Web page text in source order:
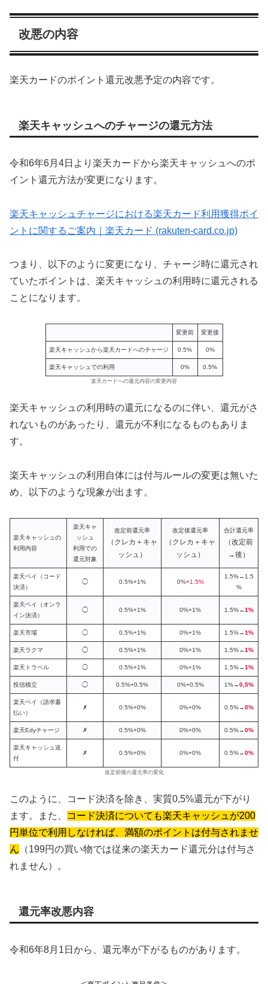
改悪の内容
楽天カードのポイント還元改悪予定の内容です。
楽天キャッシュへのチャージの還元方法
令和6年6月4日より楽天カードから楽天キャッシュへのポ
イント還元方法が変更になります。
楽天キャッシュチャージにおける楽天カード利用獲得ポイ
ントに関するご案内｜楽天カード (rakuten-card.co.jp)
つまり、以下のように変更になり、チャージ時に還元され
ていたポイントは、楽天キャッシュの利用時に還元される
ことになります。
変更前 変更後
楽天キャッシュから楽天カードへのチャージ 0.5% 0%
楽天キャッシュでの利用 0% 0.5%
楽天カードへの還元内容の変更内容
楽天キャッシュの利用時の還元になるのに伴い、還元がさ
れないものがあったり、還元が不利になるものもありま
す。
楽天キャッシュの利用自体には付与ルールの変更は無いた
め、以下のような現象が出ます。
楽天キャッシュの
利用内容
楽天キャ
ッシュ
利用での
還元対象
改定前還元率
（クレカ＋キャ
ッシュ）
改定後還元率
（クレカ＋キャ
ッシュ）
合計還元率
（改定前
→後）
楽天ペイ（コード
決済）
◯ 0.5%+1% 0%+1.5%
1.5%→1.5
%
楽天ペイ（オンラ
イン決済）
◯ 0.5%+1% 0%+1% 1.5%→1%
楽天市場 ◯ 0.5%+1% 0%+1% 1.5%→1%
楽天ラクマ ◯ 0.5%+1% 0%+1% 1.5%→1%
楽天トラベル ◯ 0.5%+1% 0%+1% 1.5%→1%
投信積立 ◯ 0.5%+0.5% 0%+0.5% 1%→0,5%
楽天ペイ（請求書
払い）
✗ 0.5%+0% 0%+0% 0.5%→0%
楽天Edyチャージ ✗ 0.5%+0% 0%+0% 0.5%→0%
楽天キャッシュ送
付
✗ 0.5%+0% 0%+0% 0.5%→0%
改定前後の還元率の変化
このように、コード決済を除き、実質0,5%還元が下がり
ます。また、
コード決済についても楽天キャッシュが200
円単位で利用しなければ、満額のポイントは付与されませ
ん （199円の買い物では従来の楽天カード還元分は付与さ
れません）。
還元率改悪内容
令和6年8月1日から、還元率が下がるものがあります。